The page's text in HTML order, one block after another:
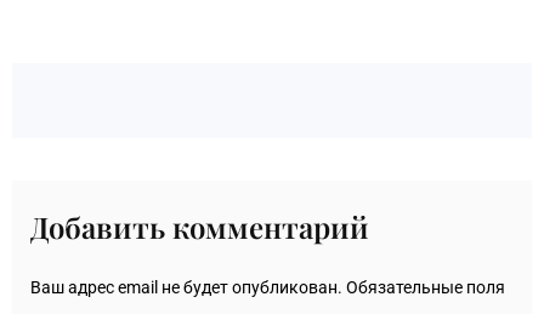
Добавить комментарий
Ваш адрес email не будет опубликован. Обязательные поля